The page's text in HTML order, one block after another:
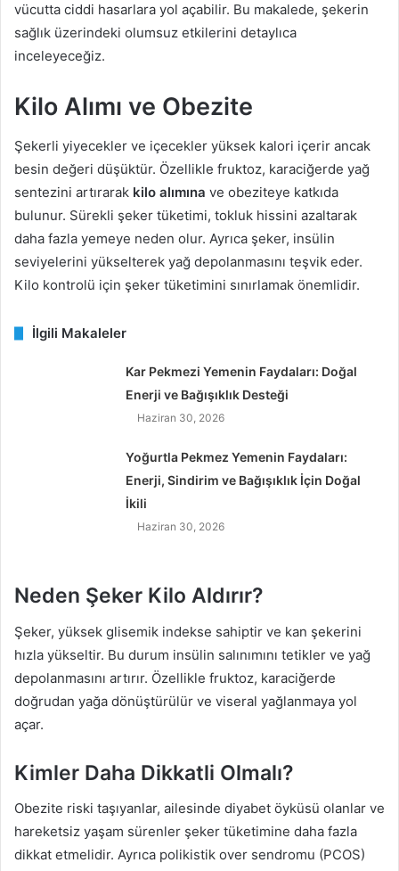
vücutta ciddi hasarlara yol açabilir. Bu makalede, şekerin
sağlık üzerindeki olumsuz etkilerini detaylıca
inceleyeceğiz.
Kilo Alımı ve Obezite
Şekerli yiyecekler ve içecekler yüksek kalori içerir ancak
besin değeri düşüktür. Özellikle fruktoz, karaciğerde yağ
sentezini artırarak kilo alımına ve obeziteye katkıda
bulunur. Sürekli şeker tüketimi, tokluk hissini azaltarak
daha fazla yemeye neden olur. Ayrıca şeker, insülin
seviyelerini yükselterek yağ depolanmasını teşvik eder.
Kilo kontrolü için şeker tüketimini sınırlamak önemlidir.
İlgili Makaleler
Kar Pekmezi Yemenin Faydaları: Doğal
Enerji ve Bağışıklık Desteği
Haziran 30, 2026
Yoğurtla Pekmez Yemenin Faydaları:
Enerji, Sindirim ve Bağışıklık İçin Doğal
İkili
Haziran 30, 2026
Neden Şeker Kilo Aldırır?
Şeker, yüksek glisemik indekse sahiptir ve kan şekerini
hızla yükseltir. Bu durum insülin salınımını tetikler ve yağ
depolanmasını artırır. Özellikle fruktoz, karaciğerde
doğrudan yağa dönüştürülür ve viseral yağlanmaya yol
açar.
Kimler Daha Dikkatli Olmalı?
Obezite riski taşıyanlar, ailesinde diyabet öyküsü olanlar ve
hareketsiz yaşam sürenler şeker tüketimine daha fazla
dikkat etmelidir. Ayrıca polikistik over sendromu (PCOS)